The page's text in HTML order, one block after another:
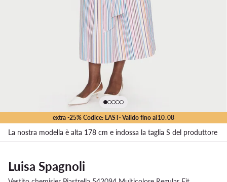
extra -25% Codice: LAST· Valido fino al 10.08
La nostra modella è alta 178 cm e indossa la taglia S del produttore
Luisa Spagnoli